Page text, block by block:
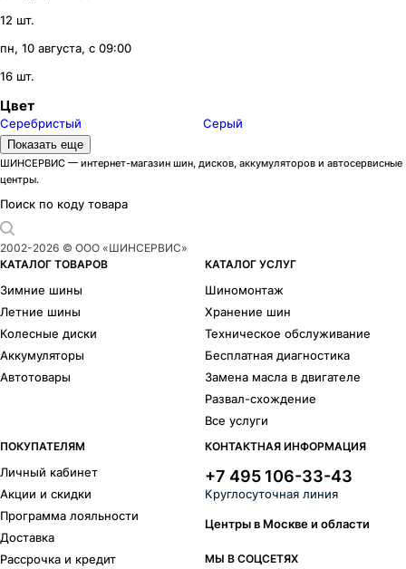
12 шт.
пн, 10 августа, с 09:00
16 шт.
Цвет
Серебристый Серый
Модели дисков КиК
Адамар-Оригинал 1
Адамар
Акцент-Оригинал 9
Акцент
Аламида
2
Алгама 2
Арнар-Оригинал
Арнар 24
Атакама-Оригинал
Атлас-Оригинал
Аттика
1
Авиор
26
Айона 17
Айсберг
Backfire- Оригинал
Показать еще
ШИНСЕРВИС — интернет-магазин шин, дисков, аккумуляторов и автосервисные
центры.
Поиск по коду товара
2002-2026 © ООО «ШИНСЕРВИС»
КАТАЛОГ ТОВАРОВ
Зимние шины
Летние шины
Колесные диски
Аккумуляторы
Автотовары
КАТАЛОГ УСЛУГ
Шиномонтаж
Хранение шин
Техническое обслуживание
Бесплатная диагностика
Замена масла в двигателе
Развал-схождение
Все услуги
ПОКУПАТЕЛЯМ
Личный кабинет
Акции и скидки
Программа лояльности
Доставка
Рассрочка и кредит
КОНТАКТНАЯ ИНФОРМАЦИЯ
+7 495 106-33-43
Круглосуточная линия
Центры в Москве и области
МЫ В СОЦСЕТЯХ